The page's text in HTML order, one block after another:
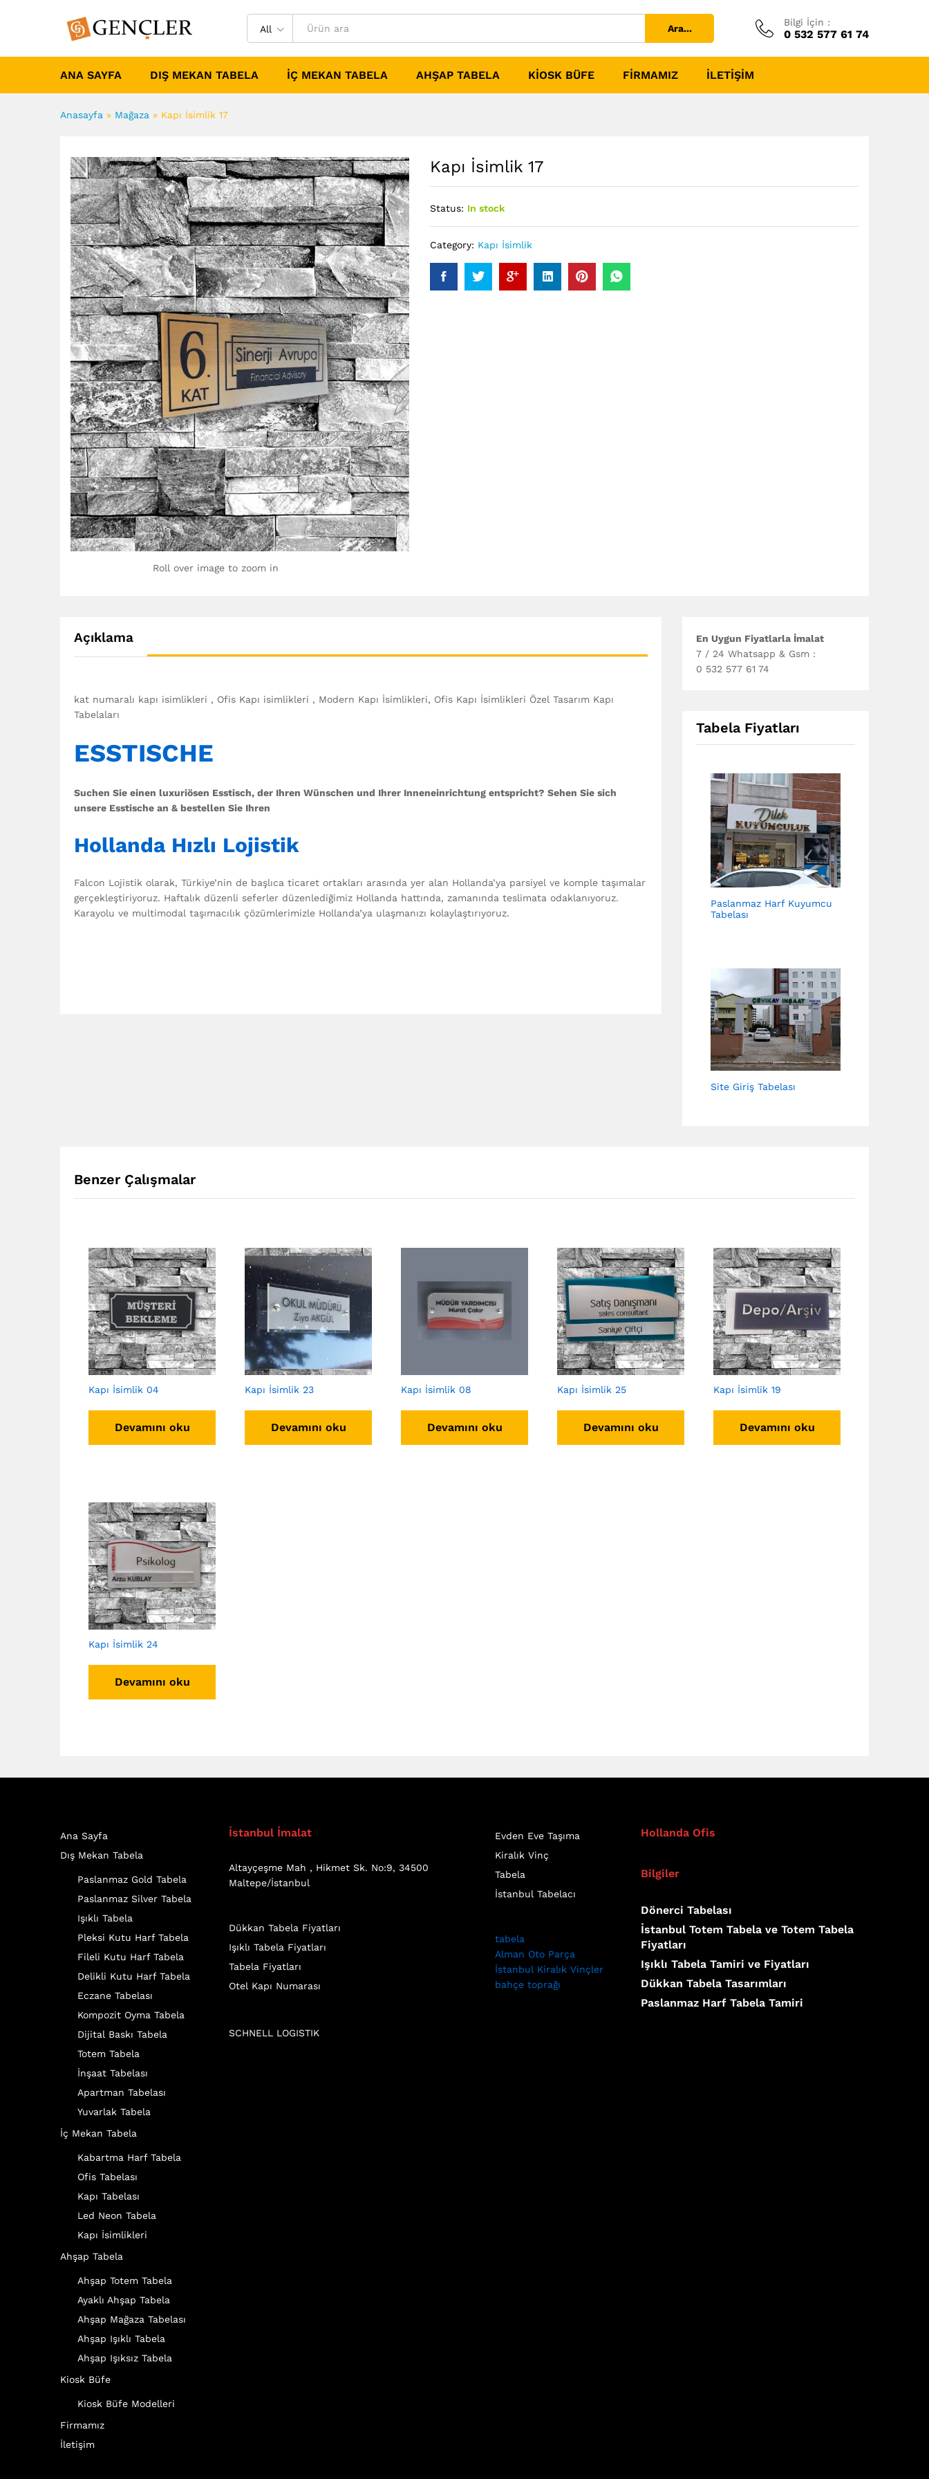
All Ara...
Bilgi İçin :
0 532 577 61 74
ANA SAYFA DIŞ MEKAN TABELA İÇ MEKAN TABELA AHŞAP TABELA KIOSK BÜFE FIRMAMIZ İLETIŞIM
Anasayfa » Mağaza » Kapı İsimlik 17
Roll over image to zoom in
Kapı İsimlik 17
Status: In stock
Category: Kapı İsimlik
Açıklama
kat numaralı kapı isimlikleri , Ofis Kapı isimlikleri , Modern Kapı İsimlikleri, Ofis Kapı İsimlikleri Özel Tasarım Kapı
Tabelaları
ESSTISCHE
Suchen Sie einen luxuriösen Esstisch, der Ihren Wünschen und Ihrer Inneneinrichtung entspricht? Sehen Sie sich
unsere Esstische an & bestellen Sie Ihren
Hollanda Hızlı Lojistik
Falcon Lojistik olarak, Türkiye’nin de başlıca ticaret ortakları arasında yer alan Hollanda’ya parsiyel ve komple taşımalar
gerçekleştiriyoruz. Haftalık düzenli seferler düzenlediğimiz Hollanda hattında, zamanında teslimata odaklanıyoruz.
Karayolu ve multimodal taşımacılık çözümlerimizle Hollanda’ya ulaşmanızı kolaylaştırıyoruz.
En Uygun Fiyatlarla İmalat
7 / 24 Whatsapp & Gsm :
0 532 577 61 74
Tabela Fiyatları
Paslanmaz Harf Kuyumcu
Tabelası
Site Giriş Tabelası
Benzer Çalışmalar
Kapı İsimlik 04
Devamını oku
Kapı İsimlik 23
Devamını oku
Kapı İsimlik 08
Devamını oku
Kapı İsimlik 25
Devamını oku
Kapı İsimlik 19
Devamını oku
Kapı İsimlik 24
Devamını oku
Ana Sayfa
Dış Mekan Tabela
Paslanmaz Gold Tabela
Paslanmaz Silver Tabela
Işıklı Tabela
Pleksi Kutu Harf Tabela
Fileli Kutu Harf Tabela
Delikli Kutu Harf Tabela
Eczane Tabelası
Kompozit Oyma Tabela
Dijital Baskı Tabela
Totem Tabela
İnşaat Tabelası
Apartman Tabelası
Yuvarlak Tabela
İç Mekan Tabela
Kabartma Harf Tabela
Ofis Tabelası
Kapı Tabelası
Led Neon Tabela
Kapı İsimlikleri
Ahşap Tabela
Ahşap Totem Tabela
Ayaklı Ahşap Tabela
Ahşap Mağaza Tabelası
Ahşap Işıklı Tabela
Ahşap Işıksız Tabela
Kiosk Büfe
Kiosk Büfe Modelleri
Firmamız
İletişim
İstanbul İmalat
Altayçeşme Mah , Hikmet Sk. No:9, 34500
Maltepe/İstanbul
Dükkan Tabela Fiyatları
Işıklı Tabela Fiyatları
Tabela Fiyatları
Otel Kapı Numarası
SCHNELL LOGISTIK
Evden Eve Taşıma
Kiralık Vinç
Tabela
İstanbul Tabelacı
tabela
Alman Oto Parça
İstanbul Kiralık Vinçler
bahçe toprağı
Hollanda Ofis
Bilgiler
Dönerci Tabelası
İstanbul Totem Tabela ve Totem Tabela
Fiyatları
Işıklı Tabela Tamiri ve Fiyatları
Dükkan Tabela Tasarımları
Paslanmaz Harf Tabela Tamiri